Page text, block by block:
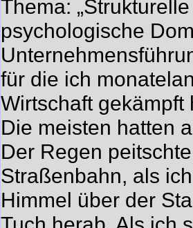
Thema:
psychologische
für die ich
Wirtschaft gekämpft
Die meisten hatten
Der Regen
Straßenbahn, als
Himmel über der